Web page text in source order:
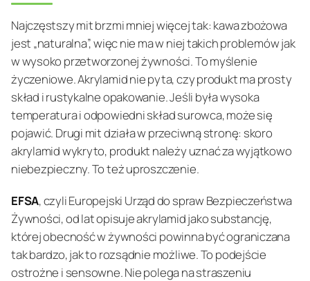
Najczęstszy mit brzmi mniej więcej tak: kawa zbożowa
jest „naturalna”, więc nie ma w niej takich problemów jak
w wysoko przetworzonej żywności. To myślenie
życzeniowe. Akrylamid nie pyta, czy produkt ma prosty
skład i rustykalne opakowanie. Jeśli była wysoka
temperatura i odpowiedni skład surowca, może się
pojawić. Drugi mit działa w przeciwną stronę: skoro
akrylamid wykryto, produkt należy uznać za wyjątkowo
niebezpieczny. To też uproszczenie.
EFSA, czyli Europejski Urząd do spraw Bezpieczeństwa
Żywności, od lat opisuje akrylamid jako substancję,
której obecność w żywności powinna być ograniczana
tak bardzo, jak to rozsądnie możliwe. To podejście
ostrożne i sensowne. Nie polega na straszeniu